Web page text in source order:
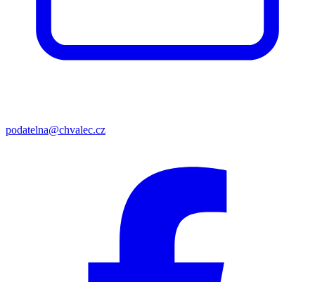
podatelna@chvalec.cz